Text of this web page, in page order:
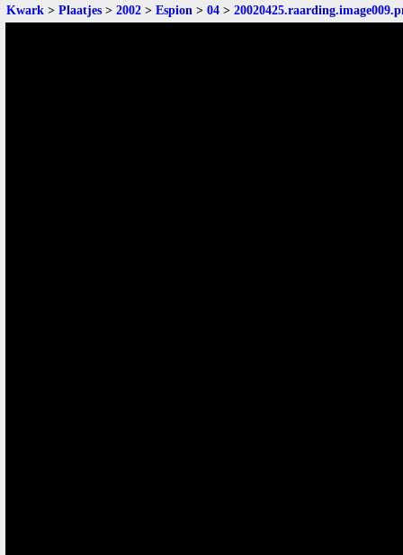
Kwark > Plaatjes > 2002 > Espion > 04 >